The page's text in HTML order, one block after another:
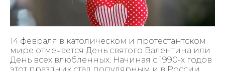
14 февраля в католическом и протестантском
мире отмечается День святого Валентина или
День всех влюбленных. Начиная с 1990-х годов